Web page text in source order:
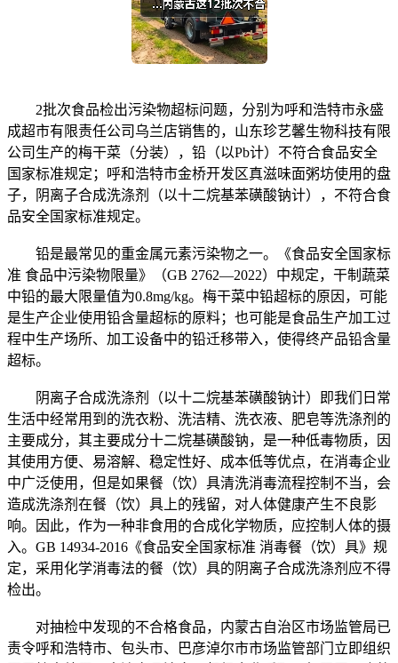
2批次食品检出污染物超标问题，分别为呼和浩特市永盛
成超市有限责任公司乌兰店销售的，山东珍艺馨生物科技有限
公司生产的梅干菜（分装），铅（以Pb计）不符合食品安全
国家标准规定；呼和浩特市金桥开发区真滋味面粥坊使用的盘
子，阴离子合成洗涤剂（以十二烷基苯磺酸钠计），不符合食
品安全国家标准规定。
铅是最常见的重金属元素污染物之一。《食品安全国家标
准 食品中污染物限量》（GB 2762—2022）中规定，干制蔬菜
中铅的最大限量值为0.8mg/kg。梅干菜中铅超标的原因，可能
是生产企业使用铅含量超标的原料；也可能是食品生产加工过
程中生产场所、加工设备中的铅迁移带入，使得终产品铅含量
超标。
阴离子合成洗涤剂（以十二烷基苯磺酸钠计）即我们日常
生活中经常用到的洗衣粉、洗洁精、洗衣液、肥皂等洗涤剂的
主要成分，其主要成分十二烷基磺酸钠，是一种低毒物质，因
其使用方便、易溶解、稳定性好、成本低等优点，在消毒企业
中广泛使用，但是如果餐（饮）具清洗消毒流程控制不当，会
造成洗涤剂在餐（饮）具上的残留，对人体健康产生不良影
响。因此，作为一种非食用的合成化学物质，应控制人体的摄
入。GB 14934-2016《食品安全国家标准 消毒餐（饮）具》规
定，采用化学消毒法的餐（饮）具的阴离子合成洗涤剂应不得
检出。
对抽检中发现的不合格食品，内蒙古自治区市场监管局已
责令呼和浩特市、包头市、巴彦淖尔市市场监管部门立即组织